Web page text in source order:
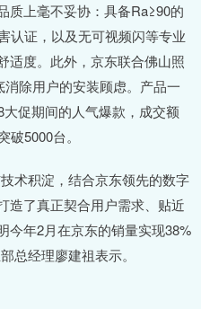
质上毫不妥协：具备Ra≥90的
认证，以及无可视频闪等专业
适度。此外，京东联合佛山照
消除用户的安装顾虑。产品一
促期间的人气爆款，成交额
5000台。
术积淀，结合京东领先的数字
造了真正契合用户需求、贴近
今年2月在京东的销量实现38%
总经理廖建祖表示。